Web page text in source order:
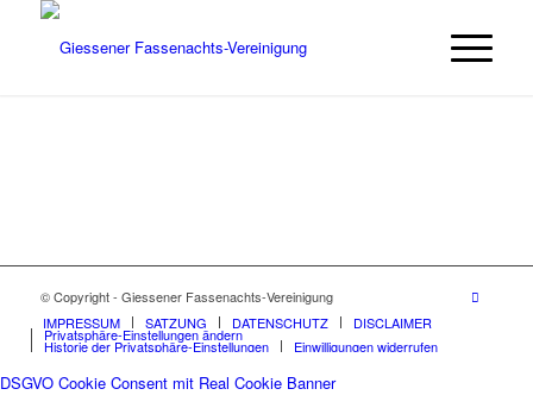
© Copyright - Giessener Fassenachts-Vereinigung
IMPRESSUM
SATZUNG DATENSCHUTZ DISCLAIMER
Privatsphäre-Einstellungen ändern
Historie der Privatsphäre-Einstellungen Einwilligungen widerrufen
DSGVO Cookie Consent mit Real Cookie Banner